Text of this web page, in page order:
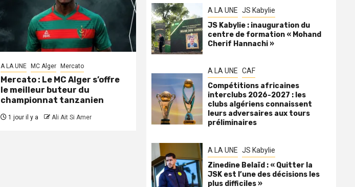
A LA UNE MC Alger Mercato
Mercato : Le MC Alger s’offre
le meilleur buteur du
championnat tanzanien
1 jour il y a Ali Ait Si Amer
A LA UNE JS Kabylie
JS Kabylie : inauguration du
centre de formation « Mohand
Cherif Hannachi »
A LA UNE CAF
Compétitions africaines
interclubs 2026-2027 : les
clubs algériens connaissent
leurs adversaires aux tours
préliminaires
A LA UNE JS Kabylie
Zinedine Belaïd : « Quitter la
JSK est l’une des décisions les
plus difficiles »